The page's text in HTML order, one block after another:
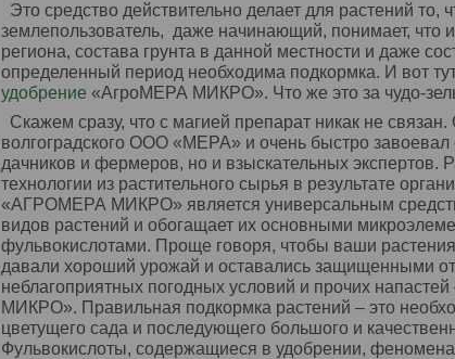
Это средство действительно делает для растений то,
землепользователь, даже начинающий, понимает, что
региона, состава грунта в данной местности и даже
определенный период необходима подкормка. И вот
удобрение «АгроМЕРА МИКРО». Что же это за чудо-
Скажем сразу, что с магией препарат никак не
волгоградского ООО «МЕРА» и очень быстро
дачников и фермеров, но и взыскательных экспертов.
технологии из растительного сырья в результате
«АГРОМЕРА МИКРО» является универсальным
видов растений и обогащает их основными
фульвокислотами. Проще говоря, чтобы ваши
давали хороший урожай и оставались защищенными
неблагоприятных погодных условий и прочих
МИКРО». Правильная подкормка растений – это
цветущего сада и последующего большого и
Фульвокислоты, содержащиеся в удобрении,